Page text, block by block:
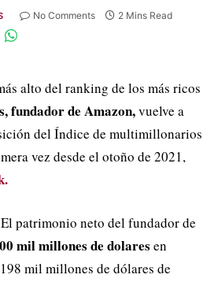
No Comments 2 Mins Read
alto del ranking de los más ricos
fundador de Amazon,vuelve a
del Índice de multimillonarios
vez desde el otoño de 2021,
El patrimonio neto del fundador de
mil millones de dolares en
mil millones de dólares de